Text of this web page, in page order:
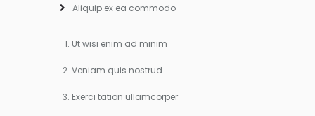
Aliquip ex ea commodo
Ut wisi enim ad minim
Veniam quis nostrud
Exerci tation ullamcorper